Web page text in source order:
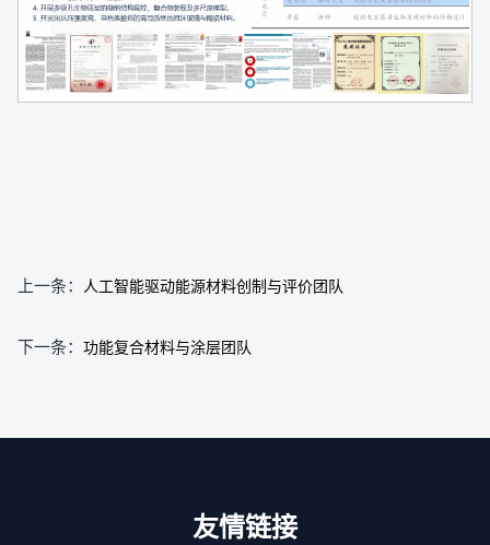
上一条： 人工智能驱动能源材料创制与评价团队
下一条： 功能复合材料与涂层团队
友情链接